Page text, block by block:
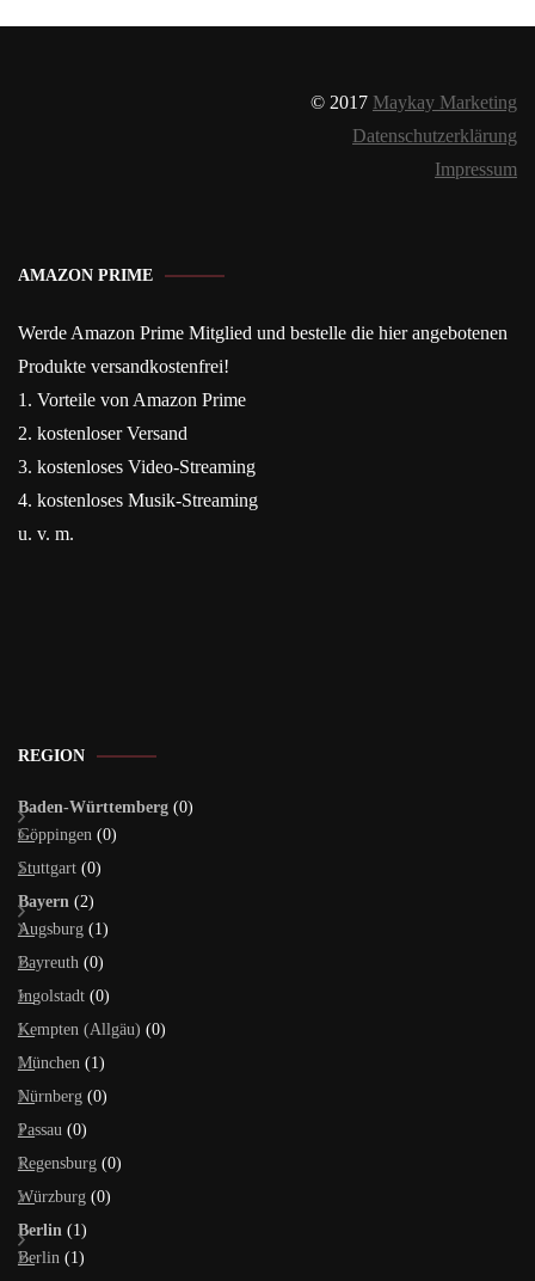
© 2017 Maykay Marketing
Datenschutzerklärung
Impressum
AMAZON PRIME
Werde Amazon Prime Mitglied und bestelle die hier angebotenen
Produkte versandkostenfrei!
1. Vorteile von Amazon Prime
2. kostenloser Versand
3. kostenloses Video-Streaming
4. kostenloses Musik-Streaming
u. v. m.
REGION
Baden-Württemberg (0)
Göppingen (0)
Stuttgart (0)
Bayern (2)
Augsburg (1)
Bayreuth (0)
Ingolstadt (0)
Kempten (Allgäu) (0)
München (1)
Nürnberg (0)
Passau (0)
Regensburg (0)
Würzburg (0)
Berlin (1)
Berlin (1)